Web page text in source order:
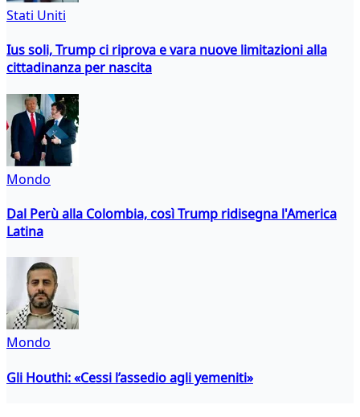
Stati Uniti
Ius soli, Trump ci riprova e vara nuove limitazioni alla
cittadinanza per nascita
Mondo
Dal Perù alla Colombia, così Trump ridisegna l'America
Latina
Mondo
Gli Houthi: «Cessi l’assedio agli yemeniti»